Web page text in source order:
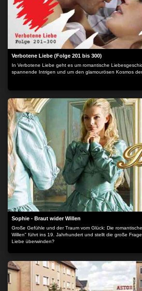
Verbotene Liebe (Folge 201 bis 300)
In Verbotene Liebe geht es um romantische
spannende Intrigen und um den glamourösen Kosmos
Sophie - Braut wider Willen
Große Gefühle und der Traum vom Glück: Die
Willen" führt ins 19. Jahrhundert und stellt die große
Liebe überwinden?